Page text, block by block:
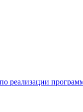
реализации